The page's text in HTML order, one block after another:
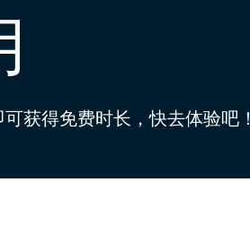
获得免费时长，快去体验吧！